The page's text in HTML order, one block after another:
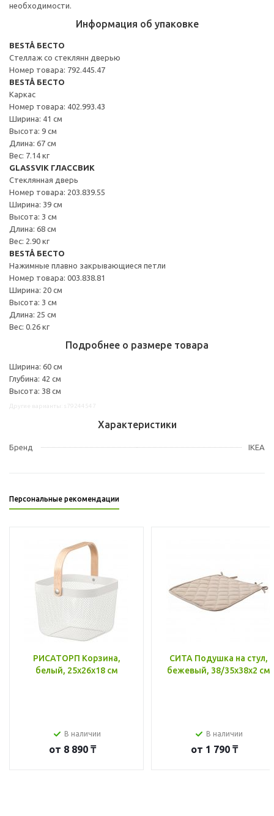
необходимости.
Информация об упаковке
BESTÅ БЕСТО
Стеллаж со стеклянн дверью
Номер товара: 792.445.47
BESTÅ БЕСТО
Каркас
Номер товара: 402.993.43
Ширина: 41 см
Высота: 9 см
Длина: 67 см
Вес: 7.14 кг
GLASSVIK ГЛАССВИК
Стеклянная дверь
Номер товара: 203.839.55
Ширина: 39 см
Высота: 3 см
Длина: 68 см
Вес: 2.90 кг
BESTÅ БЕСТО
Нажимные плавно закрывающиеся петли
Номер товара: 003.838.81
Ширина: 20 см
Высота: 3 см
Длина: 25 см
Вес: 0.26 кг
Подробнее о размере товара
Ширина: 60 см
Глубина: 42 см
Высота: 38 см
Характеристики
Бренд IKEA
Персональные рекомендации
РИСАТОРП Корзина,
белый, 25x26x18 см
В наличии
от 8 890 ₸
СИТА Подушка на стул,
бежевый, 38/35x38x2 см
В наличии
от 1 790 ₸